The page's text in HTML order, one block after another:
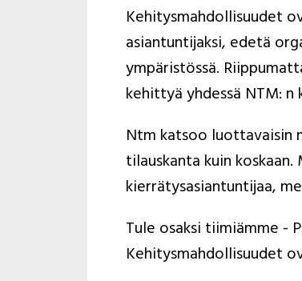
Kehitysmahdollisuudet
asiantuntijaksi, edetä
ympäristössä.
kehittyä yhdessä NTM: n
Ntm katsoo luottavaisin
tilauskanta kuin
kierrätysasiantuntijaa,
Tule osaksi tiimiämme -
Kehitysmahdollisuudet